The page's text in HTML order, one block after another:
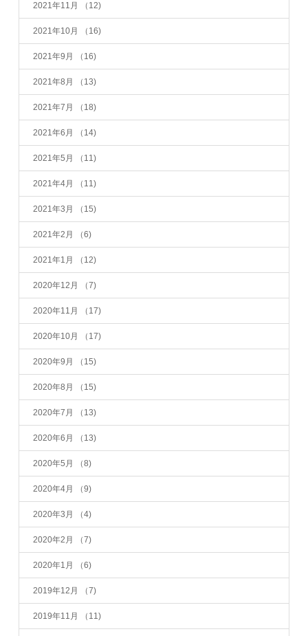
2021年11月 （12)
2021年10月 （16)
2021年9月 （16)
2021年8月 （13)
2021年7月 （18)
2021年6月 （14)
2021年5月 （11)
2021年4月 （11)
2021年3月 （15)
2021年2月 （6)
2021年1月 （12)
2020年12月 （7)
2020年11月 （17)
2020年10月 （17)
2020年9月 （15)
2020年8月 （15)
2020年7月 （13)
2020年6月 （13)
2020年5月 （8)
2020年4月 （9)
2020年3月 （4)
2020年2月 （7)
2020年1月 （6)
2019年12月 （7)
2019年11月 （11)